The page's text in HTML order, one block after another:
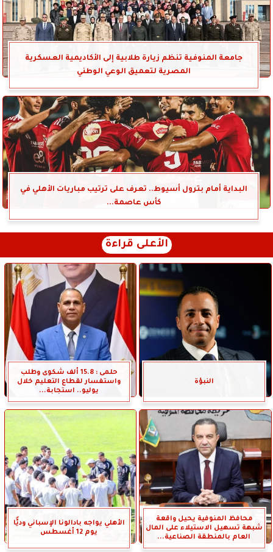
جامعة المنوفية تنظم زيارة طلابية إلى الأكاديمية العسكرية
المصرية لتعميق الوعي الوطني
البداية أمام بترول أسيوط.. تعرف على ترتيب مباريات الأهلي في
كأس عاصمة...
الأعلى قراءة
النبؤة
حلمى : 15.8 ألف شكوى وطلب
واستفسار لقطاع التعليم خلال
يوليو.. استجابة...
محافظ المنوفية يحيل واقعة
شبهة تسهيل الاستيلاء على المال
العام بالمنطقة الصناعية...
الأهلي يواجه بادالونا الإسباني وديًّا
يوم 12 أغسطس